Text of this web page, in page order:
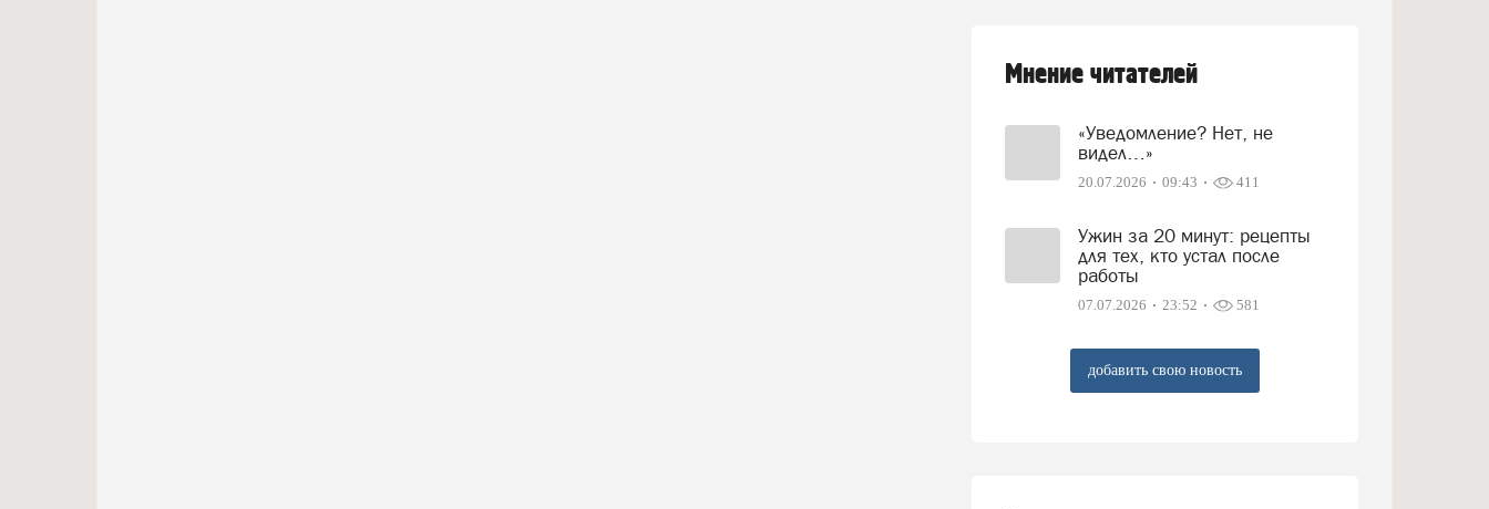
Мнение читателей
«Уведомление? Нет, не
видел…»
20.07.2026 09:43 411
Ужин за 20 минут: рецепты
для тех, кто устал после
работы
07.07.2026 23:52 581
добавить свою новость